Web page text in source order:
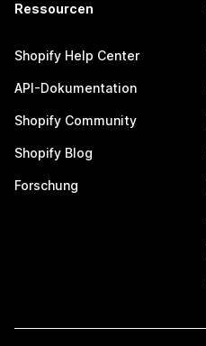
Ressourcen
Shopify Help Center
API-Dokumentation
Shopify Community
Shopify Blog
Forschung